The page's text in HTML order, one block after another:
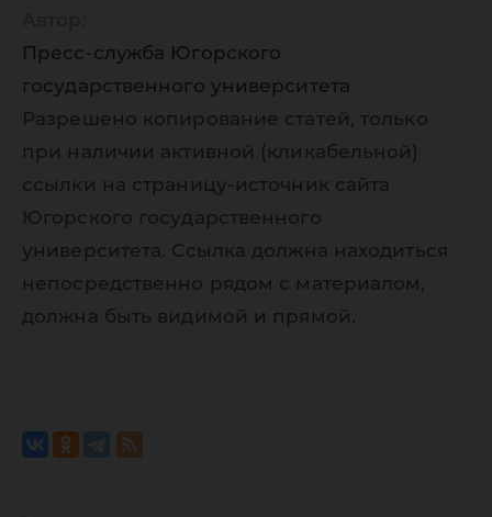
Пресс-служба Югорского
государственного университета
Разрешено копирование статей, только
при наличии активной (кликабельной)
ссылки на страницу-источник сайта
Югорского государственного
университета. Ссылка должна находиться
непосредственно рядом с материалом,
должна быть видимой и прямой.